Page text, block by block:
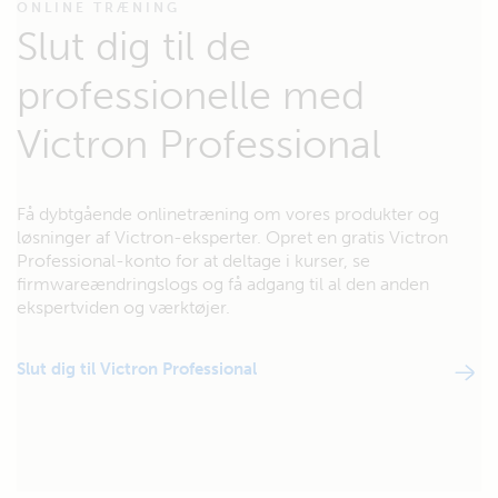
ONLINE TRÆNING
Slut dig til de
professionelle med
Victron Professional
Få dybtgående onlinetræning om vores produkter og
løsninger af Victron-eksperter. Opret en gratis Victron
Professional-konto for at deltage i kurser, se
firmwareændringslogs og få adgang til al den anden
ekspertviden og værktøjer.
Slut dig til Victron Professional